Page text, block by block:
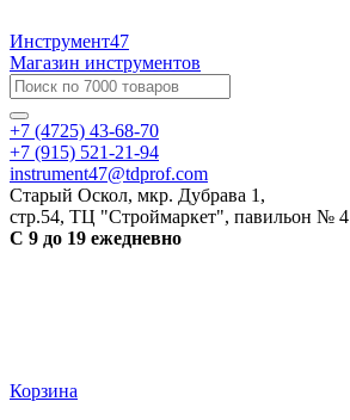
Инструмент47
Магазин инструментов
+7 (4725) 43-68-70
+7 (915) 521-21-94
instrument47@tdprof.com
Старый Оскол, мкр. Дубрава 1,
стр.54, ТЦ "Строймаркет", павильон № 4
С 9 до 19 ежедневно
Корзина